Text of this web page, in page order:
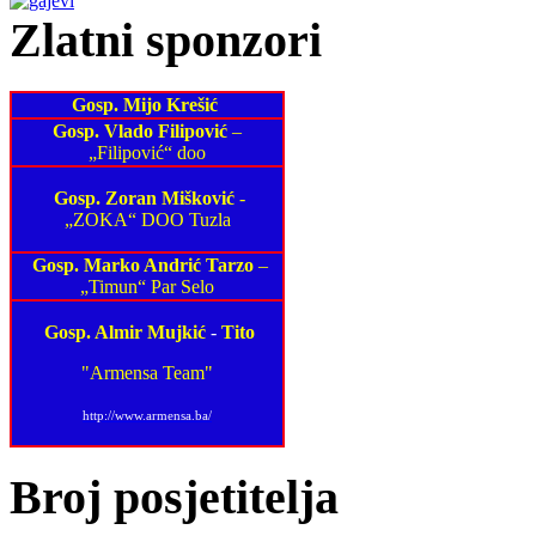
Zlatni sponzori
Gosp. Mijo Krešić
Gosp. Vlado Filipović –
„Filipović“ doo
Gosp. Zoran Mišković -
„ZOKA“ DOO Tuzla
Gosp. Marko Andrić Tarzo–
„Timun“ Par Selo
Gosp. Almir Mujkić - Tito
"Armensa Team"
http://www.armensa.ba/
Broj posjetitelja